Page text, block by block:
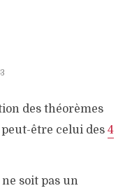
des théorèmes
être celui des 4
soit pas un